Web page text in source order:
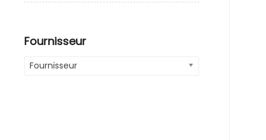
Fournisseur
Fournisseur